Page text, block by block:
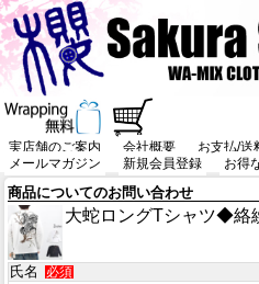
実店舗のご案内 会社概要 お支払/送
メールマガジン
新規会員登録 お得
商品についてのお問い合わせ
大蛇ロングTシャツ◆絡
氏名 必須